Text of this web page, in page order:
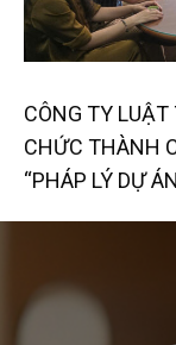
CÔNG TY
CHỨC THÀNH
“PHÁP LÝ DỰ